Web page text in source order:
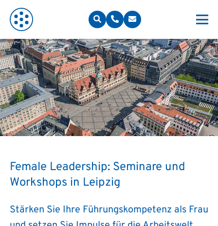
Female Leadership: Seminare und
Workshops in Leipzig
Stärken Sie Ihre Führungskompetenz als Frau